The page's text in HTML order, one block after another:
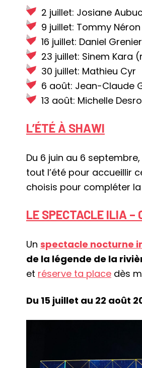
2 juillet: Josiane
9 juillet: Tommy Néron
16 juillet: Daniel Grenier
23 juillet: Sinem Kara
30 juillet: Mathieu Cyr
6 août: Jean-Claude
13 août: Michelle
L’ÉTÉ À SHAWI
Du 6 juin au 6
tout l’été pour accueillir
choisis pour compléter
LE SPECTACLE ILIA –
Un spectacle nocturne
de la légende de la
et réserve ta place dès
Du 15 juillet au 22 août